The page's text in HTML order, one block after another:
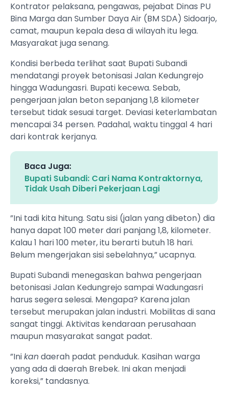
Kontrator pelaksana, pengawas, pejabat Dinas PU
Bina Marga dan Sumber Daya Air (BM SDA) Sidoarjo,
camat, maupun kepala desa di wilayah itu lega.
Masyarakat juga senang.
Kondisi berbeda terlihat saat Bupati Subandi
mendatangi proyek betonisasi Jalan Kedungrejo
hingga Wadungasri. Bupati kecewa. Sebab,
pengerjaan jalan beton sepanjang 1,8 kilometer
tersebut tidak sesuai target. Deviasi keterlambatan
mencapai 34 persen. Padahal, waktu tinggal 4 hari
dari kontrak kerjanya.
Baca Juga:
Bupati Subandi: Cari Nama Kontraktornya,
Tidak Usah Diberi Pekerjaan Lagi
”Ini tadi kita hitung. Satu sisi (jalan yang dibeton) dia
hanya dapat 100 meter dari panjang 1,8, kilometer.
Kalau 1 hari 100 meter, itu berarti butuh 18 hari.
Belum mengerjakan sisi sebelahnya,” ucapnya.
Bupati Subandi menegaskan bahwa pengerjaan
betonisasi Jalan Kedungrejo sampai Wadungasri
harus segera selesai. Mengapa? Karena jalan
tersebut merupakan jalan industri. Mobilitas di sana
sangat tinggi. Aktivitas kendaraan perusahaan
maupun masyarakat sangat padat.
”Inikandaerah padat penduduk. Kasihan warga
yang ada di daerah Brebek. Ini akan menjadi
koreksi,” tandasnya.